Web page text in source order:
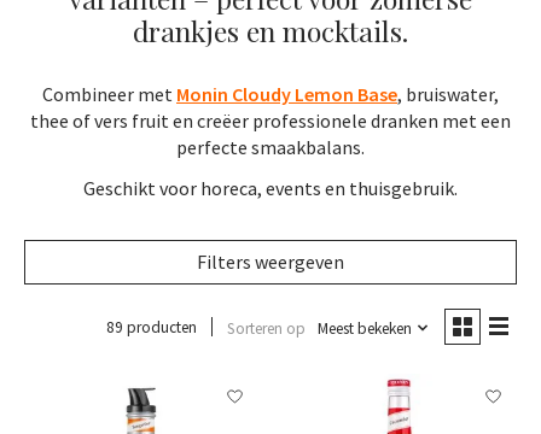
drankjes en mocktails.
Combineer met Monin Cloudy Lemon Base, bruiswater,
thee of vers fruit en creëer professionele dranken met een
perfecte smaakbalans.
Geschikt voor horeca, events en thuisgebruik.
Filters weergeven
89 producten Sorteren op Meest bekeken